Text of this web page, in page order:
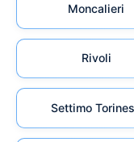
Moncalieri
Rivoli
Settimo